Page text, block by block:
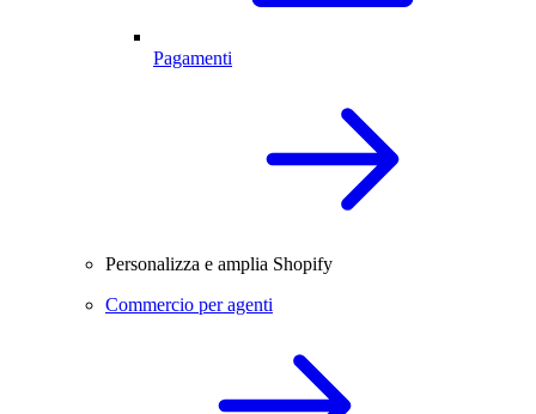
Pagamenti
Personalizza e amplia Shopify
Commercio per agenti